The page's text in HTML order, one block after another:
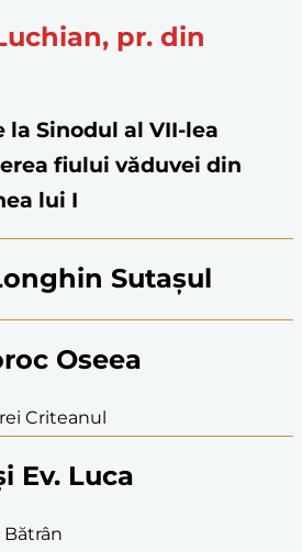
pr. din
la Sinodul al VII-lea
fiului văduvei din
lui I
Sutașul
Oseea
Criteanul
Ev. Luca
Bătrân